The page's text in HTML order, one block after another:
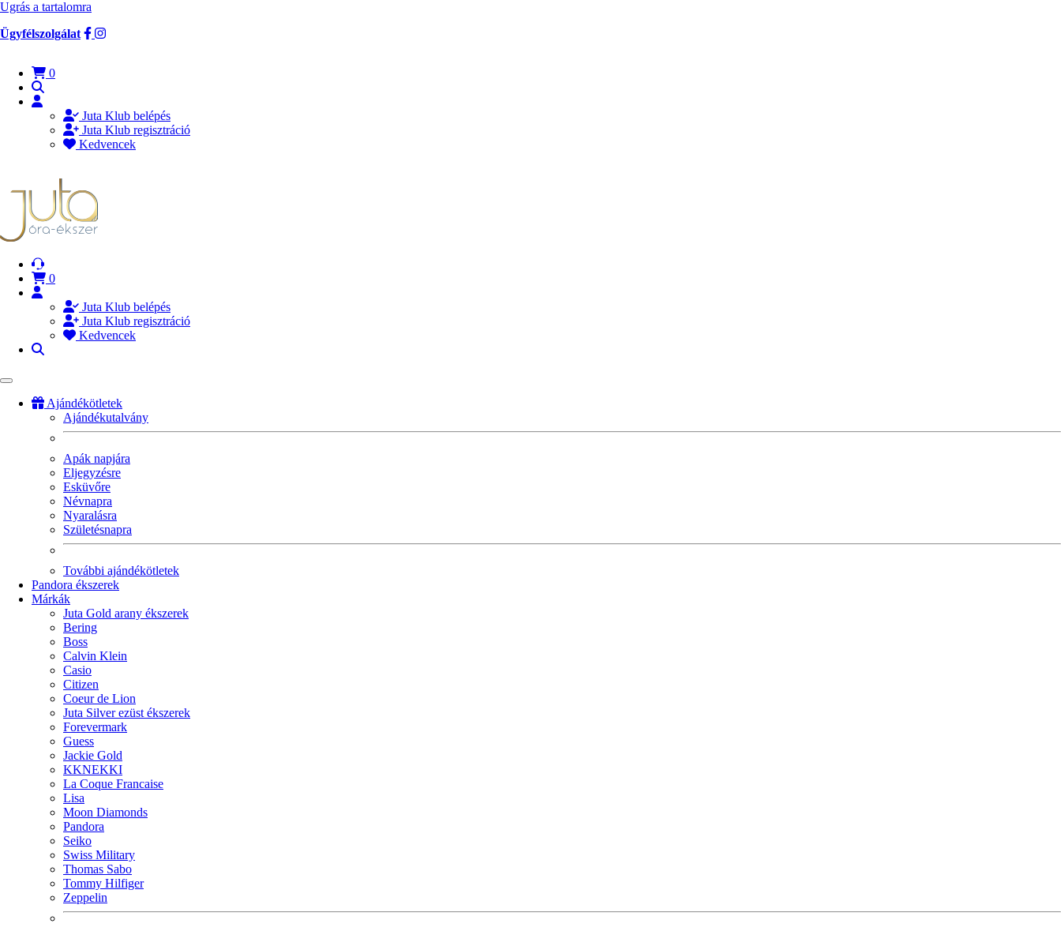
Ugrás a tartalomra
Ügyfélszolgálat
0
Juta Klub belépés
Juta Klub regisztráció
Kedvencek
0
Juta Klub belépés
Juta Klub regisztráció
Kedvencek
Ajándékötletek
Ajándékutalvány
Apák napjára
Eljegyzésre
Esküvőre
Névnapra
Nyaralásra
Születésnapra
További ajándékötletek
Pandora ékszerek
Márkák
Juta Gold arany ékszerek
Bering
Boss
Calvin Klein
Casio
Citizen
Coeur de Lion
Juta Silver ezüst ékszerek
Forevermark
Guess
Jackie Gold
KKNEKKI
La Coque Francaise
Lisa
Moon Diamonds
Pandora
Seiko
Swiss Military
Thomas Sabo
Tommy Hilfiger
Zeppelin